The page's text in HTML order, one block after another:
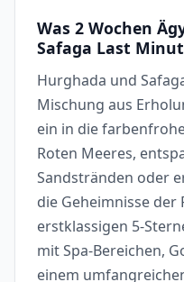
Was 2 Wochen
Safaga Last
Hurghada und
Mischung aus
ein in die
Roten Meeres,
Sandstränden oder
die Geheimnisse der
erstklassigen 5-
mit Spa-Bereichen,
einem